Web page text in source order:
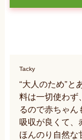
Tacky
“大人のため”と
料は一切使わず
るので赤ちゃん
吸収が良くて、
ほんのり自然な